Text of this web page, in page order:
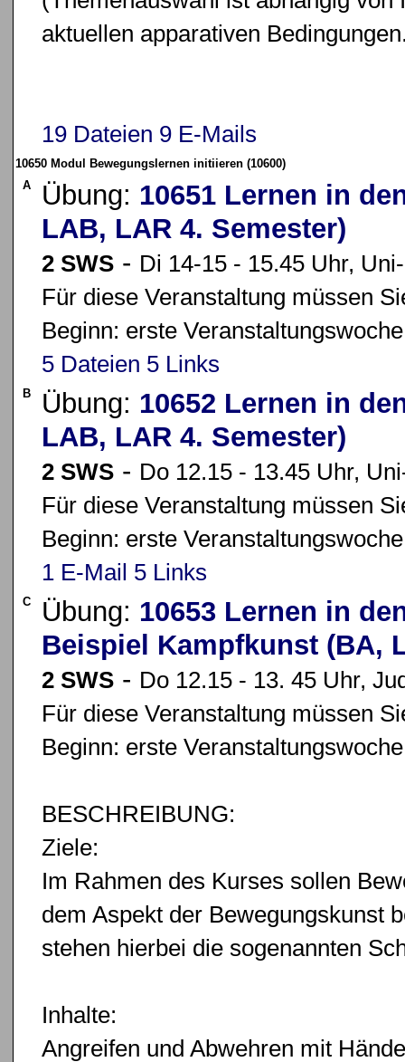
aktuellen apparativen
19 Dateien 9 E-Mails
10650 Modul Bewegungslernen initiieren (10600)
A
Übung: 10651 Lernen in
LAB, LAR 4. Semester)
2 SWS - Di 14-15 - 15.45 Uhr,
Für diese Veranstaltung müssen
Beginn: erste Veranstaltungswoche
5 Dateien 5 Links
B Übung: 10652 Lernen in
LAB, LAR 4. Semester)
2 SWS - Do 12.15 - 13.45 Uhr,
Für diese Veranstaltung müssen
Beginn: erste Veranstaltungswoche
1 E-Mail 5 Links
C Übung: 10653 Lernen in
Beispiel Kampfkunst (BA,
2 SWS - Do 12.15 - 13. 45 Uhr,
Für diese Veranstaltung müssen
Beginn: erste Veranstaltungswoche
BESCHREIBUNG:
Ziele:
Im Rahmen des Kurses sollen
dem Aspekt der Bewegungskunst
stehen hierbei die sogenannten
Inhalte:
Angreifen und Abwehren mit